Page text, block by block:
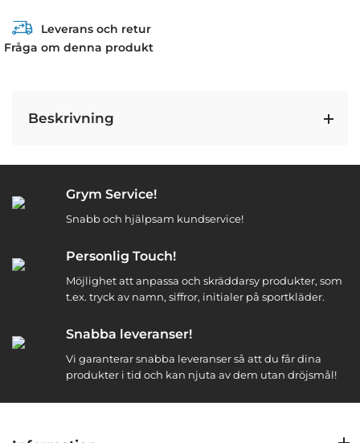
Leverans och retur
Fråga om denna produkt
Beskrivning
Grym Service!
Snabb och hjälpsam kundservice!
Personlig Touch!
Möjlighet att anpassa och skräddarsy produkter, som
t.ex. tryck av namn, siffror, initialer på sportkläder.
Snabba leveranser!
Vi garanterar snabba leveranser så att du får dina
produkter i tid och kan njuta av dem utan dröjsmål!